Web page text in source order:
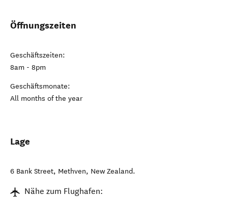
Öffnungszeiten
Geschäftszeiten:
8am - 8pm
Geschäftsmonate:
All months of the year
Lage
6 Bank Street, Methven, New Zealand.
Nähe zum Flughafen: